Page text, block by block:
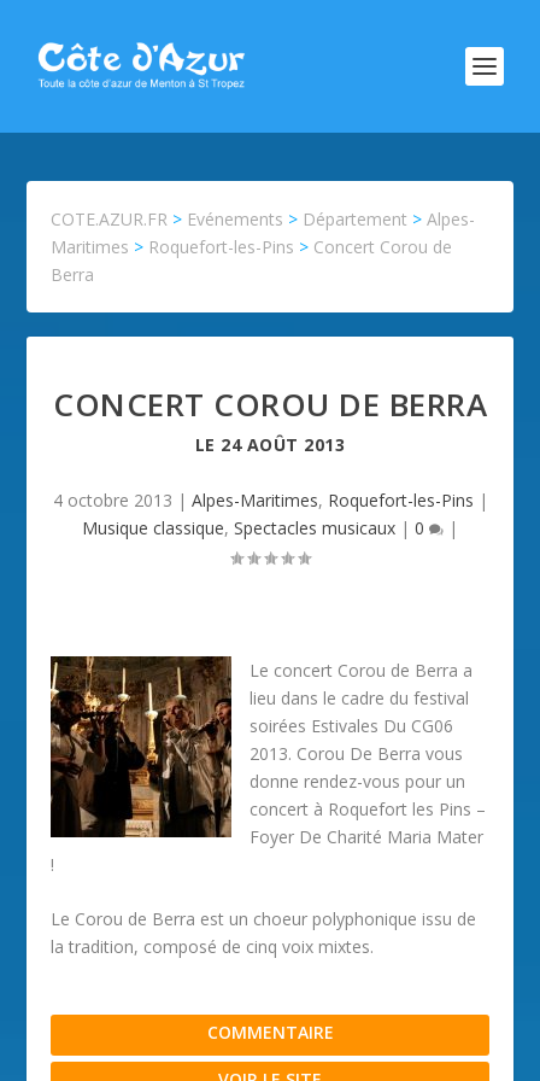
COTE.AZUR.FR > Evénements > Département >Alpes-
Maritimes > Roquefort-les-Pins > Concert Corou de
Berra
CONCERT COROU DE BERRA
LE 24 AOÛT 2013
4 octobre 2013 | Alpes-Maritimes, Roquefort-les-Pins |
Musique classique, Spectacles musicaux | 0 |
Le concert Corou de Berra a
lieu dans le cadre du festival
soirées Estivales Du CG06
2013. Corou De Berra vous
donne rendez-vous pour un
concert à Roquefort les Pins –
Foyer De Charité Maria Mater
!
Le Corou de Berra est un choeur polyphonique issu de
la tradition, composé de cinq voix mixtes.
COMMENTAIRE